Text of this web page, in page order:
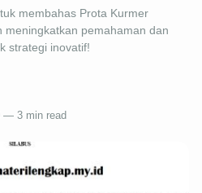
membahas Prota Kurmer
meningkatkan pemahaman dan
strategi inovatif!
— 3 min read